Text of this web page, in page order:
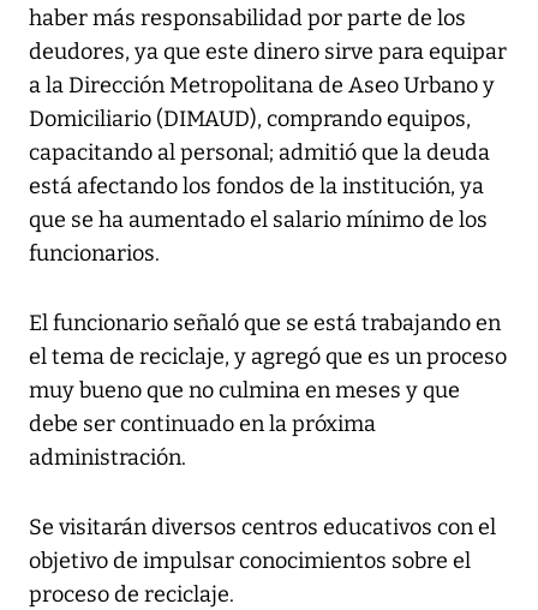
haber más responsabilidad por parte de los
deudores, ya que este dinero sirve para equipar
a la Dirección Metropolitana de Aseo Urbano y
Domiciliario (DIMAUD), comprando equipos,
capacitando al personal; admitió que la deuda
está afectando los fondos de la institución, ya
que se ha aumentado el salario mínimo de los
funcionarios.
El funcionario señaló que se está trabajando en
el tema de reciclaje, y agregó que es un proceso
muy bueno que no culmina en meses y que
debe ser continuado en la próxima
administración.
Se visitarán diversos centros educativos con el
objetivo de impulsar conocimientos sobre el
proceso de reciclaje.